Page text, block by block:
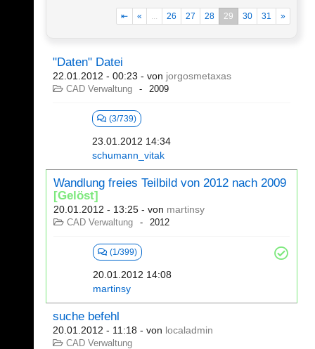
⇤ « ... 26 27 28 29 30 31 »
"Daten" Datei
22.01.2012 - 00:23 - von jorgosmetaxas
CAD Verwaltung 2009
(3/739)
23.01.2012 14:34
schumann_vitak
Wandlung freies Teilbild von 2012 nach 2009
[Gelöst]
20.01.2012 - 13:25 - von martinsy
CAD Verwaltung 2012
(1/399)
20.01.2012 14:08
martinsy
suche befehl
20.01.2012 - 11:18 - von localadmin
CAD Verwaltung